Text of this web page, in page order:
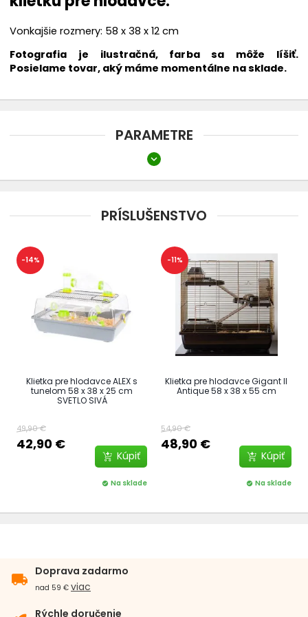
Vonkajšie rozmery: 58 x 38 x 12 cm
Fotografia je ilustračná, farba sa môže líšiť.
Posielame tovar, aký máme momentálne na sklade.
PARAMETRE
do 30 cm
Náhradná vanička
expand_more
PRÍSLUŠENSTVO
-14%
Klietka pre hlodavce ALEX s
tunelom 58 x 38 x 25 cm
SVETLO SIVÁ
49,90 €
42,90 €
Kúpiť
check_circle Na sklade
-11%
Klietka pre hlodavce Gigant II
Antique 58 x 38 x 55 cm
54,90 €
48,90 €
Kúpiť
check_circle Na sklade
local_shipping
Doprava zadarmo
nad 59 € viac
Rýchle doručenie